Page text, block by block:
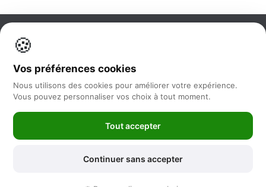
Information
Nos services
Newsletter
🍪
Vos préférences cookies
Nous utilisons des cookies pour améliorer votre expérience.
Vous pouvez personnaliser vos choix à tout moment.
Tout accepter
Continuer sans accepter